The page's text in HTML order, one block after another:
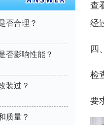
否合理？
否影响性能？
装过？
质量？
查
经
四
检
要